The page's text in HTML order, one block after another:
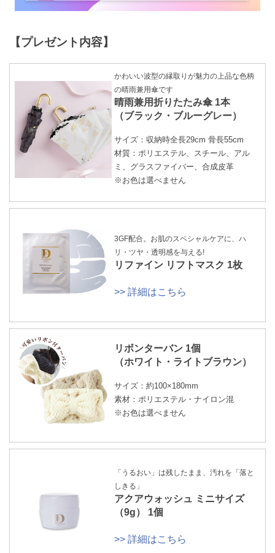
【プレゼント内容】
かわいい波型の縁取りが魅力の上品な色柄
の晴雨兼用傘です
晴雨兼用折りたたみ傘 1本
（ブラック・ブルーグレー）
サイズ：収納時全長29cm 骨長55cm
材質：ポリエステル、スチール、アル
ミ、グラスファイバー、合成皮革
※お色は選べません
3GF配合。お肌のスペシャルケアに、ハ
リ・ツヤ・透明感を与える!
リファイン リフトマスク 1枚
>> 詳細はこちら
リボンターバン 1個
（ホワイト・ライトブラウン）
サイズ：約100×180mm
素材：ポリエステル・ナイロン混
※お色は選べません
「うるおい」は残したまま、汚れを「落と
しきる」
アクアウォッシュ ミニサイズ
（9g） 1個
>> 詳細はこちら